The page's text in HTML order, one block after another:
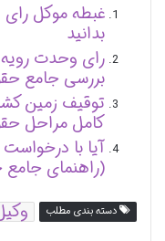
غبطه موکل
بدانید
رای وحدت
بررسی جامع
توقیف زمین
کامل مراحل
آیا با
(راهنمای
دسته بندی مطلب